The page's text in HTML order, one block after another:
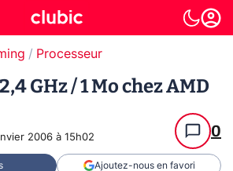
Processeur
GHz / 1 Mo chez AMD
2006 à 15h02 0
Ajoutez-nous en favori